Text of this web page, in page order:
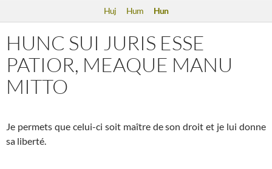
Huj Hum Hun
HUNC SUI JURIS ESSE
PATIOR, MEAQUE MANU
MITTO
Je permets que celui-ci soit maître de son droit et je lui donne
sa liberté.